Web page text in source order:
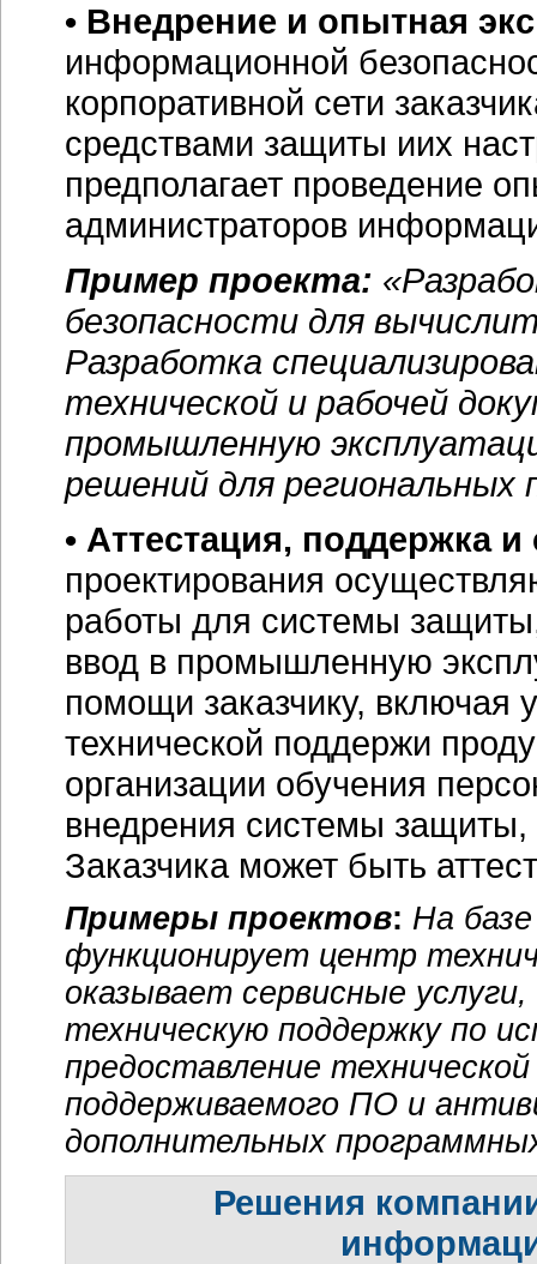
• Внедрение и опытная
информационной
корпоративной сети
средствами защиты иих
предполагает проведение
администраторов
Пример проекта:
безопасности для
Разработка
технической и рабочей
промышленную
решений для
• Аттестация, поддержка
проектирования
работы для системы
ввод в промышленную
помощи заказчику, включая
технической поддержи
организации обучения
внедрения системы защиты,
Заказчика может быть
Примеры проектов: На
функционирует центр
оказывает сервисные
техническую поддержку по
предоставление
поддерживаемого ПО и
дополнительных
Решения